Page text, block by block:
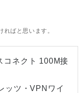
ばと思います。
コネクト 100M接
ッツ・VPNワイ